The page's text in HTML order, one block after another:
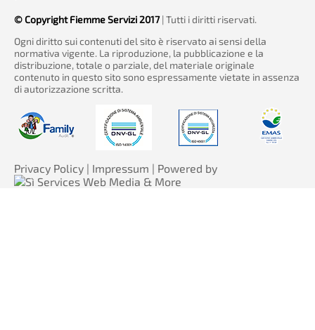
© Copyright Fiemme Servizi 2017| Tutti i diritti riservati.
Ogni diritto sui contenuti del sito è riservato ai sensi della
normativa vigente. La riproduzione, la pubblicazione e la
distribuzione, totale o parziale, del materiale originale
contenuto in questo sito sono espressamente vietate in assenza
di autorizzazione scritta.
Privacy Policy | Impressum | Powered by